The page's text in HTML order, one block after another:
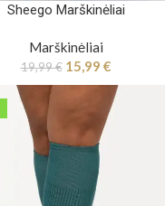
Sheego Marškinėliai
Marškinėliai
19,99€ 15,99 €